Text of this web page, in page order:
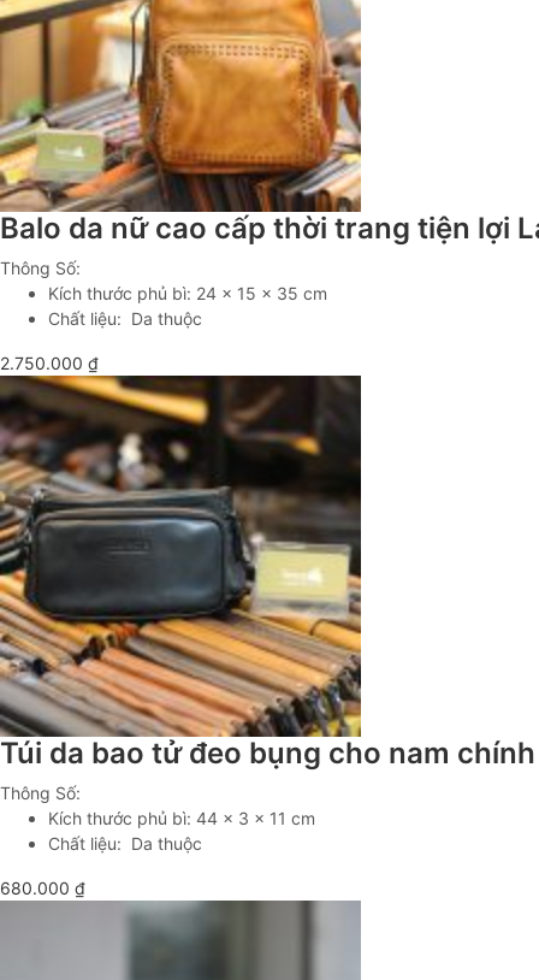
Balo da nữ cao cấp thời trang tiện lợi
Thông Số:
Kích thước phủ bì: 24 x 15 x 35 cm
Chất liệu: Da thuộc
2.750.000 ₫
Túi da bao tử đeo bụng cho nam
Thông Số:
Kích thước phủ bì: 44 x 3 x 11 cm
Chất liệu: Da thuộc
680.000 ₫